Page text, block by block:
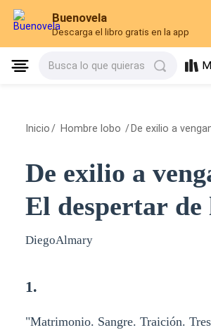
Buenovela
Descarga el libro gratis en la app
Busca lo que quieras
Inicio / Hombre lobo / De exilio a venganza: El
De exilio a
El despertar de
blanca.
DiegoAlmary
1.
"Matrimonio. Sangre. Traición.